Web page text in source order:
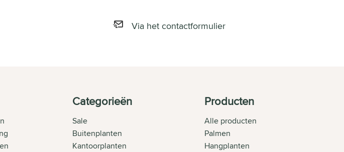
Via het contactformulier
Categorieën
Sale
Buitenplanten
Kantoorplanten
Producten
Alle producten
Palmen
Hangplanten